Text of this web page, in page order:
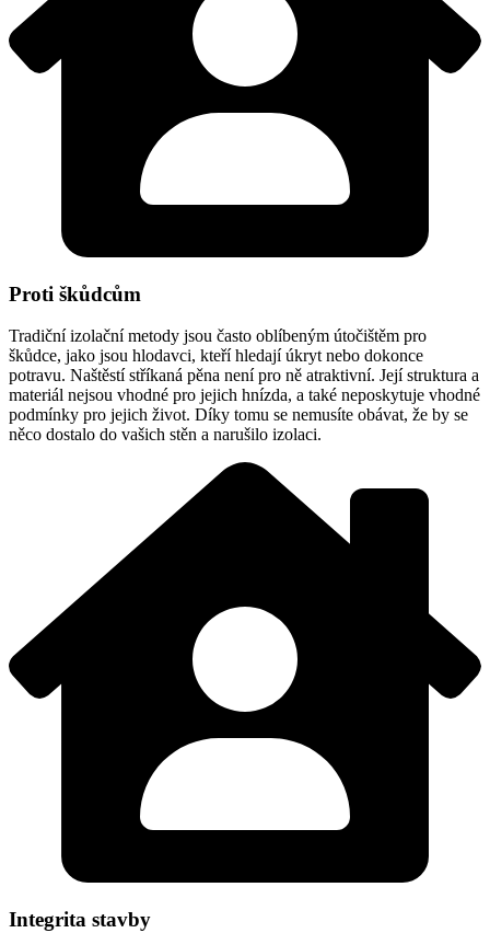
Proti škůdcům
Tradiční izolační metody jsou často oblíbeným útočištěm pro
škůdce, jako jsou hlodavci, kteří hledají úkryt nebo dokonce
potravu. Naštěstí stříkaná pěna není pro ně atraktivní. Její struktura a
materiál nejsou vhodné pro jejich hnízda, a také neposkytuje vhodné
podmínky pro jejich život. Díky tomu se nemusíte obávat, že by se
něco dostalo do vašich stěn a narušilo izolaci.
Integrita stavby